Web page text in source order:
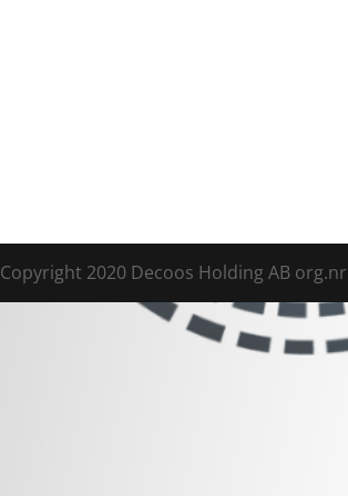
Copyright 2020 Decoos Holding AB